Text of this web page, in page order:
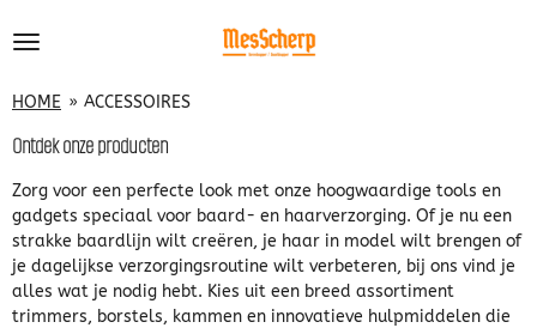
direct
de
HOME » ACCESSOIRES
Ontdek onze producten
Zorg voor een perfecte look met onze hoogwaardige tools en
gadgets speciaal voor baard- en haarverzorging. Of je nu een
strakke baardlijn wilt creëren, je haar in model wilt brengen of
je dagelijkse verzorgingsroutine wilt verbeteren, bij ons vind je
alles wat je nodig hebt. Kies uit een breed assortiment
trimmers, borstels, kammen en innovatieve hulpmiddelen die